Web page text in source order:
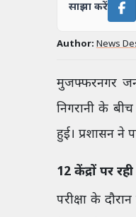
साझा करें
Author: News
मुजफ्फरनगर
निगरानी के
हुई। प्रशासन ने
12 केंद्रों पर
परीक्षा के